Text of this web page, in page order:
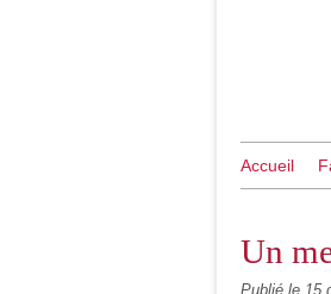
Accueil
Un
Publié le 15